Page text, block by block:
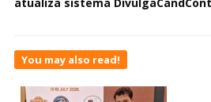
You may also read!